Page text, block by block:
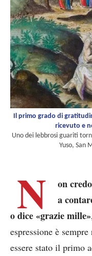
Il primo grado di
ricevuto e
Uno dei lebbrosi guariti
Yuso, San
N
on
a
o dice «grazie mille»
espressione è
essere stato il primo